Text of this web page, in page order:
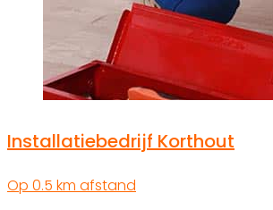
Installatiebedrijf Korthout
Op 0.5 km afstand